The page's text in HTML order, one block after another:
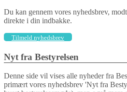
Du kan gennem vores nyhedsbrev,
direkte i din indbakke.
Tilmeld nyhedsbrev
Nyt fra Bestyrelsen
Denne side vil vises alle nyheder fra
primært vores nyhedsbrev 'Nyt fra